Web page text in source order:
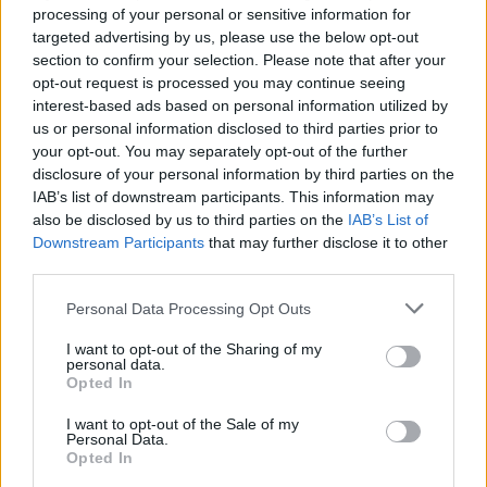
processing of your personal or sensitive information for
targeted advertising by us, please use the below opt-out
section to confirm your selection. Please note that after your
opt-out request is processed you may continue seeing
interest-based ads based on personal information utilized by
us or personal information disclosed to third parties prior to
your opt-out. You may separately opt-out of the further
disclosure of your personal information by third parties on the
IAB’s list of downstream participants. This information may
also be disclosed by us to third parties on the IAB’s List of
Downstream Participants that may further disclose it to other
Personal Data Processing Opt Outs
I want to opt-out of the Sharing of my
personal data.
Opted In
I want to opt-out of the Sale of my
Personal Data.
Opted In
περιορισμοί, η μείωση της άσκοπης
κατανάλωσης (π.χ. στο πλύσιμο
αυτοκινήτων, στο υπερβολικό πότισμα) είναι
προσωπική ευθύνη απέναντι στο δημόσιο
αγαθό.
Από την Κρίση στη Βιωσιμότητα
Η κήρυξη έκτακτης ανάγκης στην Αττική δίνει
τη δυνατότητα στην Πολιτεία να δράσει
γρήγορα, παρακάμπτοντας γραφειοκρατικές
αγκυλώσεις. Αυτή η ταχύτητα, όμως, πρέπει να
συνδυαστεί μεδιαφάνεια
μακρόπνοο
πρόβλημα υδρολογικό, είναι κυρίως ένα
πρόβλημα διαχείρισης